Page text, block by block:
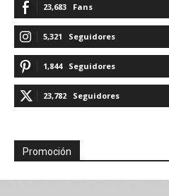
23,683 Fans
5,321 Seguidores
1,844 Seguidores
23,782 Seguidores
Promoción